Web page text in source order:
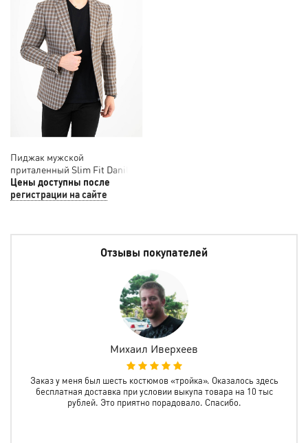
Пиджак мужской
приталенный Slim Fit Danilo
Barcelo 12/041
Цены доступны после
регистрации на сайте
Отзывы покупателей
Михаил Иверхеев
Заказ у меня был шесть костюмов «тройка». Оказалось здесь
бесплатная доставка при условии выкупа товара на 10 тыс
рублей. Это приятно порадовало. Спасибо.